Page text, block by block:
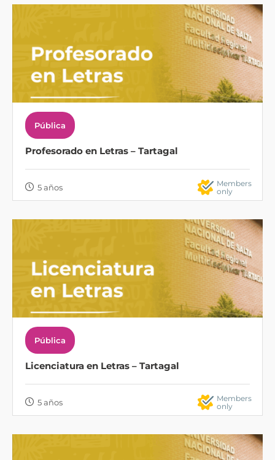
Pública
Profesorado en Letras – Tartagal
5 años
Members
only
Pública
Licenciatura en Letras – Tartagal
5 años
Members
only